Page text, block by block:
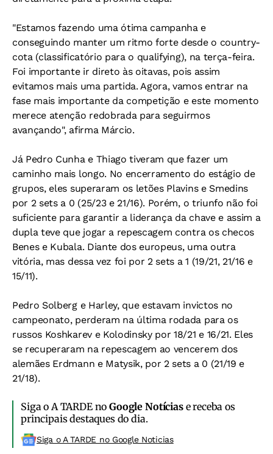
"Estamos fazendo uma ótima campanha e
conseguindo manter um ritmo forte desde o country-
cota (classificatório para o qualifying), na terça-feira.
Foi importante ir direto às oitavas, pois assim
evitamos mais uma partida. Agora, vamos entrar na
fase mais importante da competição e este momento
merece atenção redobrada para seguirmos
avançando", afirma Márcio.
Já Pedro Cunha e Thiago tiveram que fazer um
caminho mais longo. No encerramento do estágio de
grupos, eles superaram os letões Plavins e Smedins
por 2 sets a 0 (25/23 e 21/16). Porém, o triunfo não foi
suficiente para garantir a liderança da chave e assim a
dupla teve que jogar a repescagem contra os checos
Benes e Kubala. Diante dos europeus, uma outra
vitória, mas dessa vez foi por 2 sets a 1 (19/21, 21/16 e
15/11).
Pedro Solberg e Harley, que estavam invictos no
campeonato, perderam na última rodada para os
russos Koshkarev e Kolodinsky por 18/21 e 16/21. Eles
se recuperaram na repescagem ao vencerem dos
alemães Erdmann e Matysik, por 2 sets a 0 (21/19 e
21/18).
Siga o A TARDE noGoogle Notíciase receba os
principais destaques do dia.
Siga o A TARDE no Google Noticias